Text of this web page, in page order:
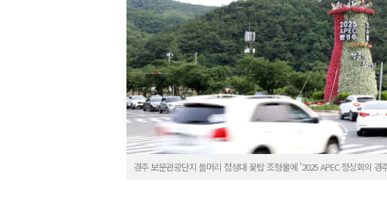
경주 보문관광단지 들머리 첨성대 꽃탑 조형물에 '2025 APEC 정상회의